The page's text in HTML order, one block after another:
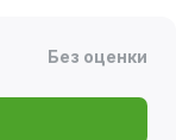
Без оценки